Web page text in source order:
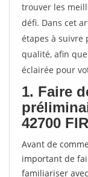
trouver les
défi. Dans cet
étapes à suivre
qualité, afin
éclairée pour
1. Faire
42700
Avant de
important de
familiariser